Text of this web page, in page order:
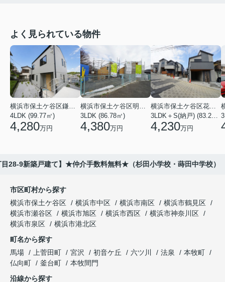
よく見られている物件
横浜市保土ケ谷区鎌谷町
4LDK (99.77㎡)
4,280万円
横浜市保土ケ谷区明神台
3LDK (86.78㎡)
4,380万円
横浜市保土ケ谷区花見台
3LDK＋S(納戸) (83.21㎡)
4,230万円
28-9新築戸建て】★仲介手数料無料★（杉田小学校・蒔田中学校）
市区町村から探す
横浜市保土ケ谷区
横浜市中区 横浜市南区
横浜市鶴見区
横浜市瀬谷区
横浜市旭区 横浜市西区
横浜市神奈川区
横浜市泉区
横浜市港北区
町名から探す
馬場
上菅田町 宮沢 初音ケ丘 六ツ川 法泉
本牧町
仏向町
釜台町
本牧間門
沿線から探す